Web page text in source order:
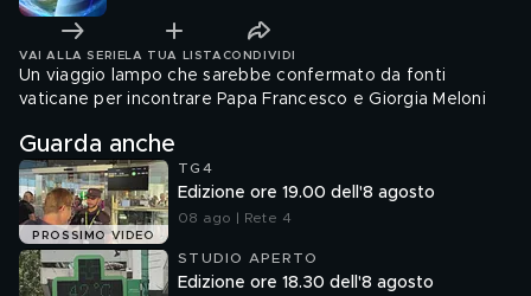
VAI ALLA SERIE LA TUA LISTA CONDIVIDI
Un viaggio lampo che sarebbe confermato da fonti
vaticane per incontrare Papa Francesco e Giorgia Meloni
Guarda anche
PROSSIMO VIDEO
TG4
Edizione ore 19.00 dell'8 agosto
08 ago | Rete 4
STUDIO APERTO
Edizione ore 18.30 dell'8 agosto